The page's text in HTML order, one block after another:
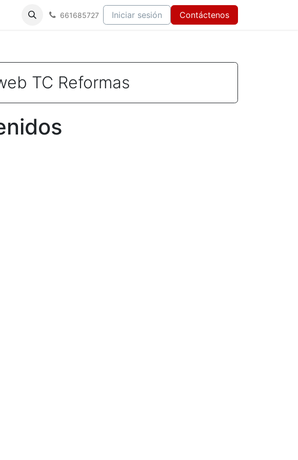
661685727 Iniciar sesión Contáctenos
TC Reformas